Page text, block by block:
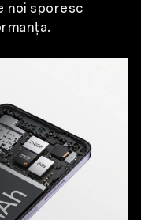
noi sporesc